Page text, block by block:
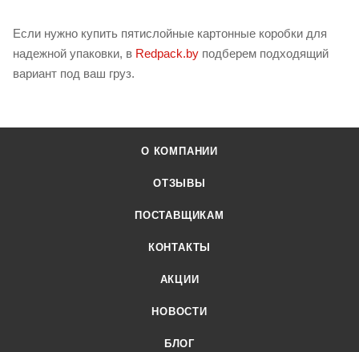
Если нужно купить пятислойные картонные коробки для
надежной упаковки, в Redpack.by подберем подходящий
вариант под ваш груз.
О КОМПАНИИ
ОТЗЫВЫ
ПОСТАВЩИКАМ
КОНТАКТЫ
АКЦИИ
НОВОСТИ
БЛОГ